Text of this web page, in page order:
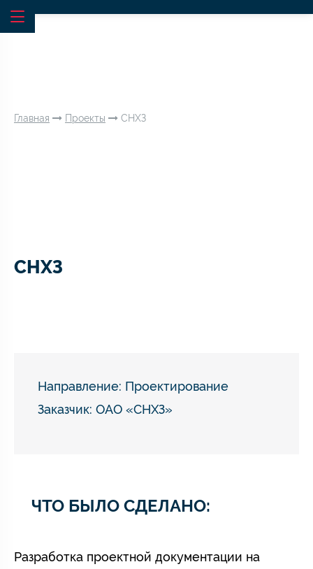
Главная Проекты СНХЗ
СНХЗ
Направление: Проектирование
Заказчик: ОАО «СНХЗ»
ЧТО БЫЛО СДЕЛАНО:
Разработка проектной документации на